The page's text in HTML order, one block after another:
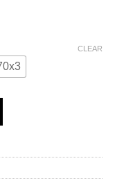
CLEAR
quantity